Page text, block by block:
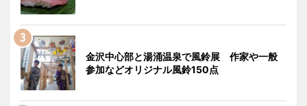
金沢中心部と湯涌温泉で風鈴展 作家や一般
参加などオリジナル風鈴150点